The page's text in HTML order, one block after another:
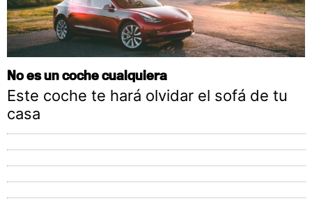
No es un coche cualquiera
Este coche te hará olvidar el sofá de tu
casa